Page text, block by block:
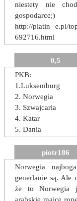
niestety nie
gospodarce;)
http://platin e.pl/
692716.html
0,5
PKB:
1.Luksemburg
2. Norwegia
3. Szwajcaria
4. Katar
5. Dania
piotr186
Norwegia
generlanie są. Ale
że to Norwegia